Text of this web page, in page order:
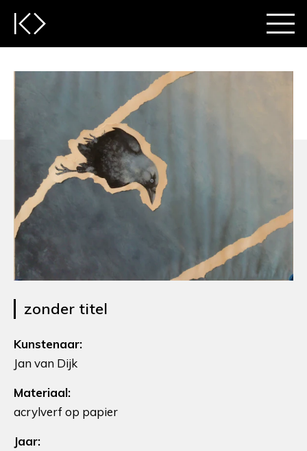
zonder titel
Kunstenaar:
Jan van Dijk
Materiaal:
acrylverf op papier
Jaar: